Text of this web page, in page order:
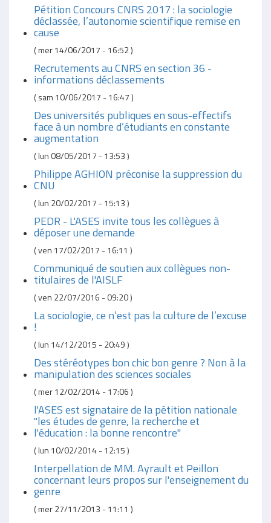
Pétition Concours CNRS 2017 : la sociologie
déclassée, l’autonomie scientifique remise en
cause
(mer 14/06/2017 - 16:52)
Recrutements au CNRS en section 36 -
informations déclassements
(sam 10/06/2017 - 16:47)
Des universités publiques en sous-effectifs
face à un nombre d’étudiants en constante
augmentation
(lun 08/05/2017 - 13:53)
Philippe AGHION préconise la suppression du
CNU
(lun 20/02/2017 - 15:13)
PEDR - L'ASES invite tous les collègues à
déposer une demande
(ven 17/02/2017 - 16:11 )
Communiqué de soutien aux collègues non-
titulaires de l'AISLF
(ven 22/07/2016 - 09:20)
La sociologie, ce n’est pas la culture de l’excuse
!
(lun 14/12/2015 - 20:49)
Des stéréotypes bon chic bon genre ? Non à la
manipulation des sciences sociales
(mer 12/02/2014 - 17:06)
l'ASES est signataire de la pétition nationale
"les études de genre, la recherche et
l'éducation : la bonne rencontre"
(lun 10/02/2014 - 12:15)
Interpellation de MM. Ayrault et Peillon
concernant leurs propos sur l'enseignement du
genre
(mer 27/11/2013 - 11:11 )